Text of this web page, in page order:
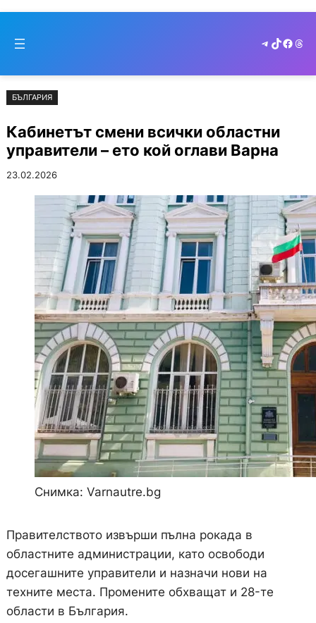
съдържанието
to
Telegram
TikTok
БЪЛГАРИЯ
Кабинетът смени всички областни
управители – ето кой оглави Варна
23.02.2026
Снимка: Varnautre.bg
Правителството извърши пълна рокада в
областните администрации, като освободи
досегашните управители и назначи нови на
техните места. Промените обхващат и 28-те
области в България.